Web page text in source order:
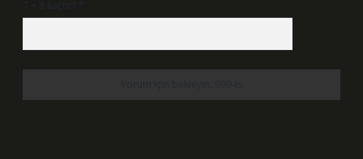
7 + 8 kaçtır? *